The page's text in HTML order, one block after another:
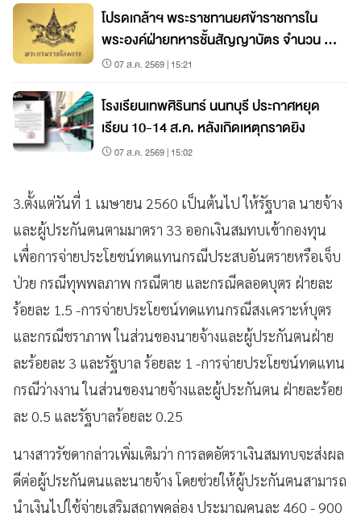
โปรดเกล้าฯ พระราชทานยศข้าราชการใน
พระองค์ฝ่ายทหารชั้นสัญญาบัตร จำนวน 19
นาย07 ส.ค. 2569 | 15:21
โรงเรียนเทพศิรินทร์ นนทบุรี ประกาศหยุด
เรียน 10-14 ส.ค. หลังเกิดเหตุกราดยิง
07 ส.ค. 2569 | 15:02
3.ตั้งแต่วันที่ 1 เมษายน 2560 เป็นต้นไป ให้รัฐบาล นายจ้าง
และผู้ประกันตนตามมาตรา 33 ออกเงินสมทบเข้ากองทุน
เพื่อการจ่ายประโยชน์ทดแทนกรณีประสบอันตรายหรือเจ็บ
ป่วย กรณีทุพพลภาพ กรณีตาย และกรณีคลอดบุตร ฝ่ายละ
ร้อยละ 1.5 -การจ่ายประโยชน์ทดแทนกรณีสงเคราะห์บุตร
และกรณีชราภาพ ในส่วนของนายจ้างและผู้ประกันตนฝ่าย
ละร้อยละ 3 และรัฐบาล ร้อยละ 1 -การจ่ายประโยชน์ทดแทน
กรณีว่างงาน ในส่วนของนายจ้างและผู้ประกันตน ฝ่ายละร้อย
ละ 0.5 และรัฐบาลร้อยละ 0.25
นางสาวรัชดากล่าวเพิ่มเติมว่า การลดอัตราเงินสมทบจะส่งผล
ดีต่อผู้ประกันตนและนายจ้าง โดยช่วยให้ผู้ประกันตนสามารถ
นำเงินไปใช้จ่ายเสริมสถาพคล่อง ประมาณคนละ 460 - 900